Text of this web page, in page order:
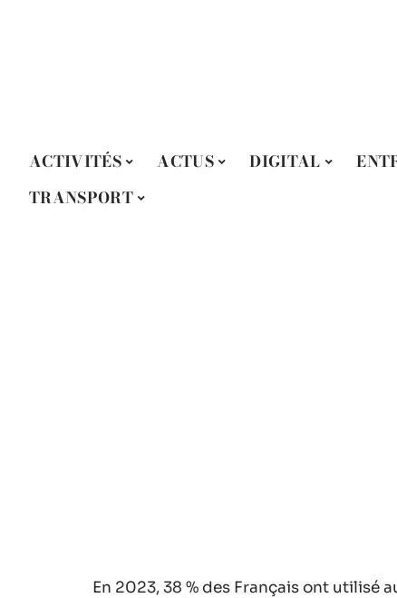
ACTIVITÉS ACTUS DIGITAL
TRANSPORT
En 2023, 38 % des Français ont utilisé